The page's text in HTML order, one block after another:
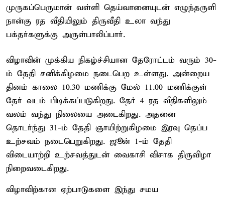
முருகப்பெருமான் வள்ளி தெய்வானையுடன் எழுந்தருளி
நான்கு ரத வீதியிலும் திருவீதி உலா வந்து
பக்தர்களுக்கு அருள்பாலிப்பார்.
விழாவின் முக்கிய நிகழ்ச்சியான தேரோட்டம் வரும் 30-
ம் தேதி சனிக்கிழமை நடைபெற உள்ளது. அன்றைய
தினம் காலை 10.30 மணிக்கு மேல் 11.00 மணிக்குள்
தேர் வடம் பிடிக்கப்படுகிறது. தேர் 4 ரத வீதிகளிலும்
வலம் வந்து நிலையை அடைகிறது. அதனை
தொடர்ந்து 31-ம் தேதி ஞாயிற்றுகிழமை இரவு தெப்ப
உற்சவம் நடைபெறுகிறது. ஜூன் 1-ம் தேதி
விடையாற்றி உற்சவத்துடன் வைகாசி விசாக திருவிழா
நிறைவடைகிறது.
விழாவிற்கான ஏற்பாடுகளை இந்து சமய